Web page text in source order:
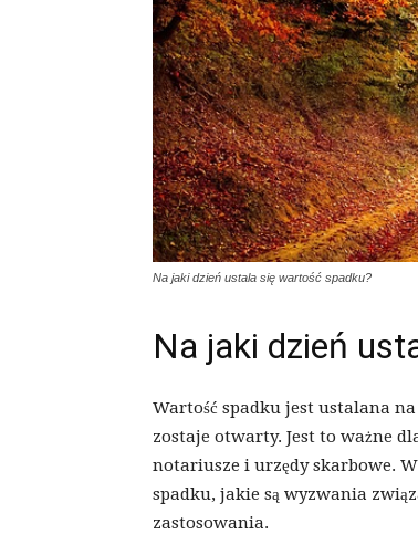
Na jaki dzień ustala się wartość spadku?
Na jaki dzień
Wartość spadku jest ustalana
zostaje otwarty. Jest to ważne
notariusze i urzędy skarbowe.
spadku, jakie są wyzwania
zastosowania.